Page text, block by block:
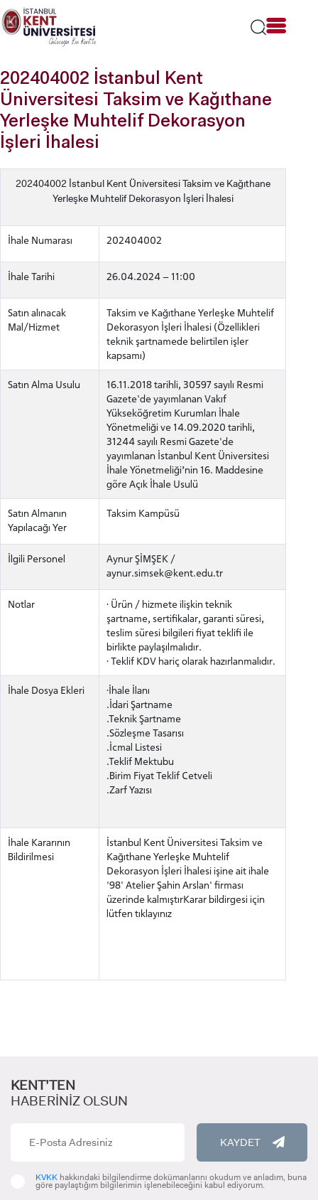
Lütfen
dikkat:
Bu
bir
erişilebilirlik
sistemi
içerir.
INTERNATIONAL
ÖNLİSANS ve
202404002 İstanbul Kent
Üniversitesi Taksim ve Kağıthane
Yerleşke Muhtelif Dekorasyon
İşleri İhalesi
202404002 İstanbul Kent Üniversitesi Taksim ve Kağıthane
Yerleşke Muhtelif Dekorasyon İşleri İhalesi
İhale Numarası 202404002
İhale Tarihi 26.04.2024 – 11:00
Satın alınacak
Mal/Hizmet
Taksim ve Kağıthane Yerleşke Muhtelif
Dekorasyon İşleri İhalesi (Özellikleri
teknik şartnamede belirtilen işler
kapsamı)
Satın Alma Usulu
16.11.2018 tarihli, 30597 sayılı Resmi
Gazete'de yayımlanan Vakıf
Yükseköğretim Kurumları İhale
Yönetmeliği ve 14.09.2020 tarihli,
31244 sayılı Resmi Gazete'de
yayımlanan İstanbul Kent Üniversitesi
İhale Yönetmeliği’nin 16. Maddesine
göre Açık İhale Usulü
Satın Almanın
Yapılacağı Yer
Taksim Kampüsü
İlgili Personel
Aynur ŞİMŞEK /
aynur.simsek@kent.edu.tr
Notlar
· Ürün / hizmete ilişkin teknik
şartname, sertifikalar, garanti süresi,
teslim süresi bilgileri fiyat teklifi ile
birlikte paylaşılmalıdır.
· Teklif KDV hariç olarak hazırlanmalıdır.
İhale Dosya Ekleri
·İhale İlanı
.İdari Şartname
.Teknik Şartname
.Sözleşme Tasarısı
.İcmal Listesi
.Teklif Mektubu
.Birim Fiyat Teklif Cetveli
.Zarf Yazısı
İhale Kararının
Bildirilmesi
İstanbul Kent Üniversitesi Taksim ve
Kağıthane Yerleşke Muhtelif
Dekorasyon İşleri İhalesi işine ait ihale
'98' Atelier Şahin Arslan' firması
üzerinde kalmıştırKarar bildirgesi için
lütfen tıklayınız
KENT’TEN
HABERİNİZ OLSUN
KAYDET
KVKK hakkındaki bilgilendirme dokümanlarını okudum ve anladım, buna
göre paylaştığım bilgilerimin işlenebileceğini kabul ediyorum.